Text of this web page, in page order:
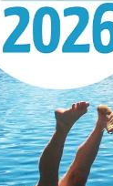
in der Nähe
in
mehr